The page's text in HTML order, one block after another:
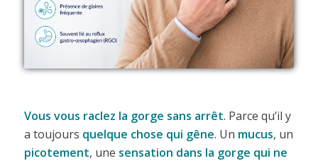
Vous vous raclez la gorge sans arrêt. Parce qu’il y
a toujours quelque chose qui gêne. Un mucus, un
picotement, une sensation dans la gorge qui ne